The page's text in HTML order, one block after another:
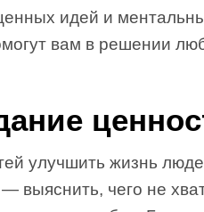
идей и
вам в решении
улучшить жизнь
выяснить, чего не